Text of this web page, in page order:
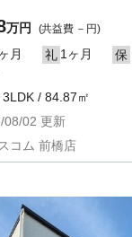
万円 (共益費 －円)
月 礼 1ヶ月 保
/ 84.87㎡
08/02 更新
コム 前橋店